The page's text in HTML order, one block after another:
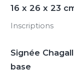
16 x 26 x 23
Inscriptions
Signée
base